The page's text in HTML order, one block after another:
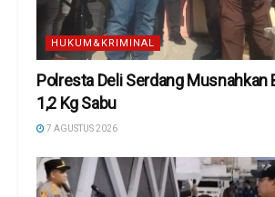
HUKUM&KRIMINAL
Polresta Deli Serdang Musnahkan
1,2 Kg Sabu
7 AGUSTUS 2026